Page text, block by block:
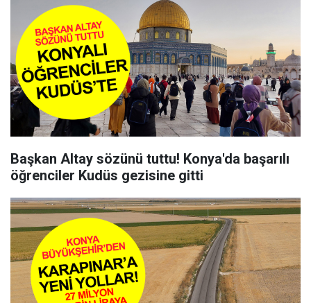
Başkan Altay sözünü tuttu! Konya'da başarılı
öğrenciler Kudüs gezisine gitti